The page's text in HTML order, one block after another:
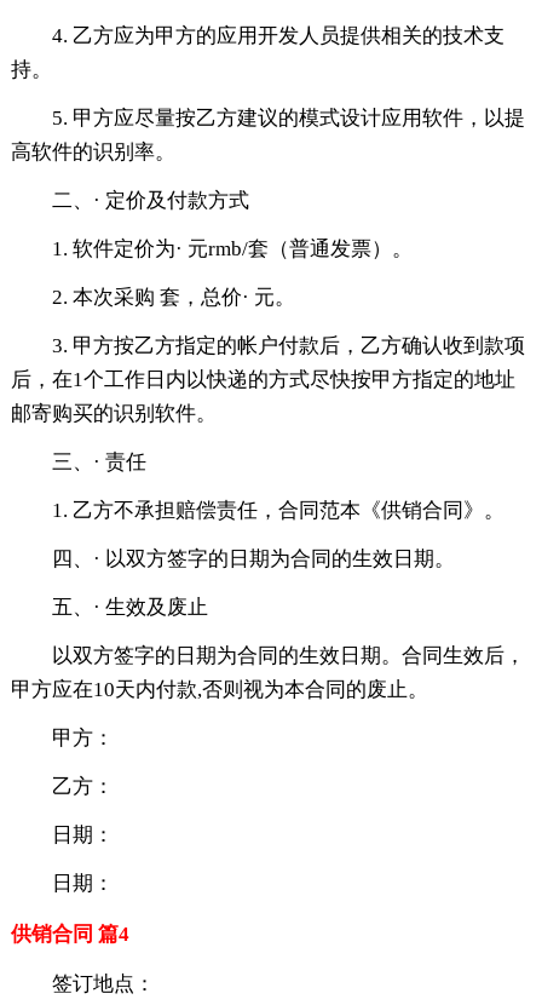
4. 乙方应为甲方的应用开发人员提供相关的技术支
持。
5. 甲方应尽量按乙方建议的模式设计应用软件，以提
高软件的识别率。
二、· 定价及付款方式
1. 软件定价为· 元rmb/套（普通发票）。
2. 本次采购 套，总价· 元。
3. 甲方按乙方指定的帐户付款后，乙方确认收到款项
后，在1个工作日内以快递的方式尽快按甲方指定的地址
邮寄购买的识别软件。
三、· 责任
1. 乙方不承担赔偿责任，合同范本《供销合同》。
四、· 以双方签字的日期为合同的生效日期。
五、· 生效及废止
以双方签字的日期为合同的生效日期。合同生效后，
甲方应在10天内付款,否则视为本合同的废止。
甲方：
乙方：
日期：
日期：
供销合同 篇4
签订地点：